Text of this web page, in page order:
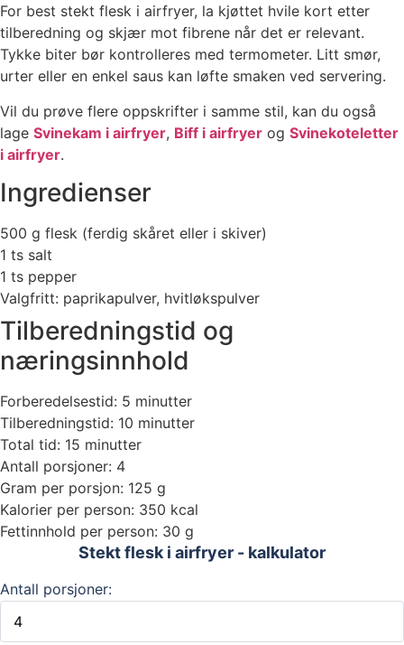
For best stekt flesk i airfryer, la kjøttet hvile kort etter
tilberedning og skjær mot fibrene når det er relevant.
Tykke biter bør kontrolleres med termometer. Litt smør,
urter eller en enkel saus kan løfte smaken ved servering.
Vil du prøve flere oppskrifter i samme stil, kan du også
lage Svinekam i airfryer, Biff i airfryer og Svinekoteletter
i airfryer.
Ingredienser
500 g flesk (ferdig skåret eller i skiver)
1 ts salt
1 ts pepper
Valgfritt: paprikapulver, hvitløkspulver
Tilberedningstid og
næringsinnhold
Forberedelsestid: 5 minutter
Tilberedningstid: 10 minutter
Total tid: 15 minutter
Antall porsjoner: 4
Gram per porsjon: 125 g
Kalorier per person: 350 kcal
Fettinnhold per person: 30 g
Stekt flesk i airfryer - kalkulator
Antall porsjoner: